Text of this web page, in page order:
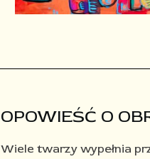
OPOWIEŚĆ O
Wiele twarzy wypełnia